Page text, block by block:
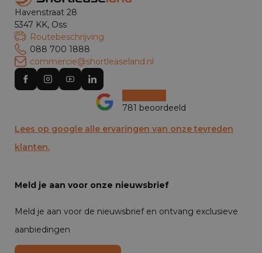
Havenstraat 28
5347 KK, Oss
Routebeschrijving
088 700 1888
commercie@shortleaseland.nl
781 beoordeeld
Lees op google alle ervaringen van onze tevreden
klanten.
Meld je aan voor onze nieuwsbrief
Meld je aan voor de nieuwsbrief en ontvang exclusieve
aanbiedingen